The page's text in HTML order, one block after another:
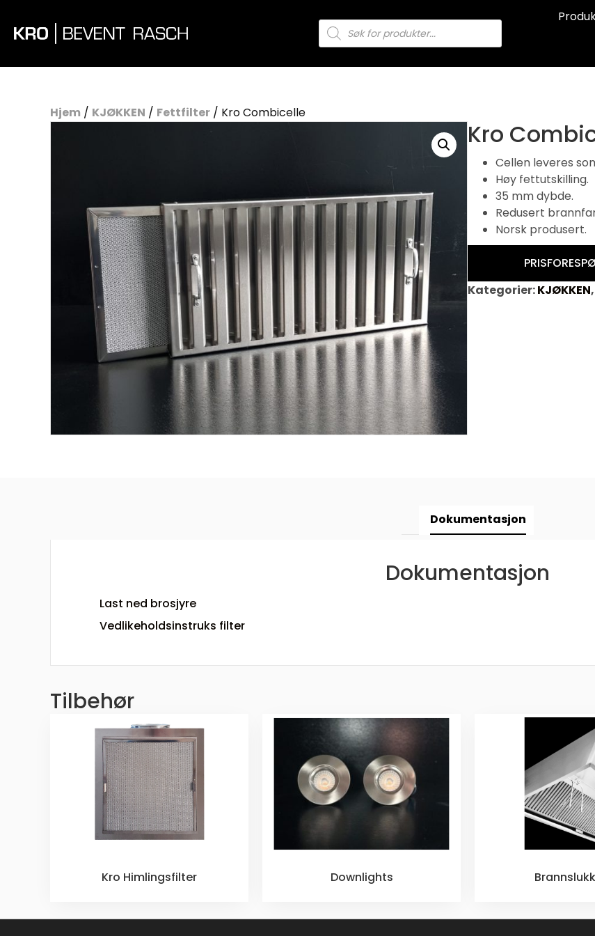
Products
search
Hjem / KJØKKEN / Fettfilter / Kro Combicelle
Kro
Cellen leveres
Høy fettutskilling.
35 mm dybde.
Redusert
Norsk produsert.
Kategorier:KJØKKEN,
Dokumentasjon
Dokumentasjon
Last ned brosjyre
Vedlikeholdsinstruks filter
Tilbehør
Kro Himlingsfilter Downlights